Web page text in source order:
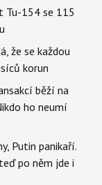
Tu-154 se 115
že se každou
korun
běží na
ho neumí
Putin panikaří.
po něm jde i